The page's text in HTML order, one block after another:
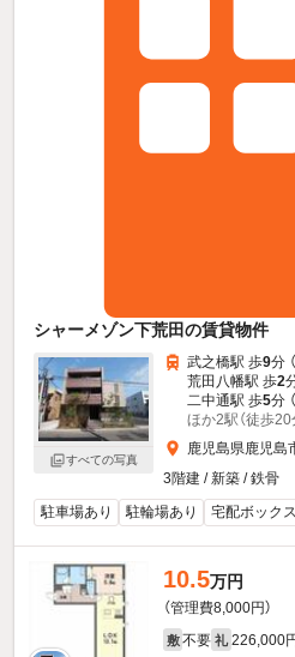
シャーメゾン下荒田の賃貸物件
すべての写真
武之橋駅 歩9分
荒田八幡駅 歩2
二中通駅 歩5分
ほか2駅（徒歩20
鹿児島県鹿児島
3階建 / 新築 / 鉄骨
駐車場あり
駐輪場あり 宅配ボックス
10.5万円
（管理費8,000円）
敷 不要 礼 226,000